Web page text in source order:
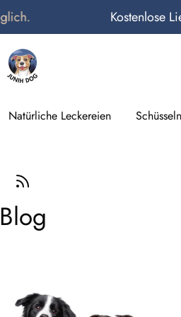
Kostenlose
Natürliche Leckereien Schüsseln
Blog